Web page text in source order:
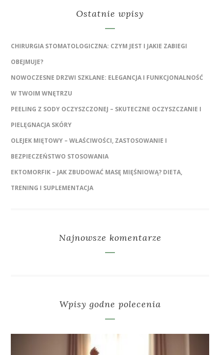
Ostatnie wpisy
CHIRURGIA STOMATOLOGICZNA: CZYM JEST I JAKIE ZABIEGI
OBEJMUJE?
NOWOCZESNE DRZWI SZKLANE: ELEGANCJA I FUNKCJONALNOŚĆ
W TWOIM WNĘTRZU
PEELING Z SODY OCZYSZCZONEJ – SKUTECZNE OCZYSZCZANIE I
PIELĘGNACJA SKÓRY
OLEJEK MIĘTOWY – WŁAŚCIWOŚCI, ZASTOSOWANIE I
BEZPIECZEŃSTWO STOSOWANIA
EKTOMORFIK – JAK ZBUDOWAĆ MASĘ MIĘŚNIOWĄ? DIETA,
TRENING I SUPLEMENTACJA
Najnowsze komentarze
Wpisy godne polecenia